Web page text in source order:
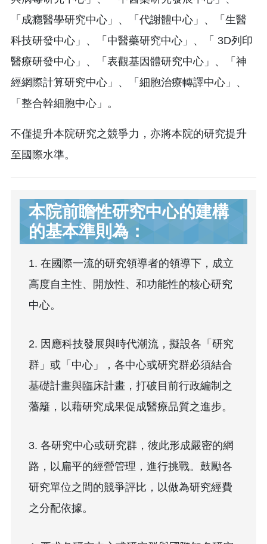
「成癮醫學研究中心」、「代謝體中心」、「生醫
科技研發中心」、「中醫藥研究中心」、「 3D列印
醫療研發中心」、「表觀基因體研究中心」、「神
經網際計算研究中心」、「細胞治療轉譯中心」、
「整合幹細胞中心」。
不僅提升本院研究之競爭力，亦將本院的研究提升
至國際水準。
本院前瞻性研究中心的建構
的基本準則為：
1. 在國際一流的研究領導者的領導下，成立
高度自主性、開放性、和功能性的核心研究
中心。
2. 因應科技發展與時代潮流，擬設各「研究
群」或「中心」，各中心或研究群必須結合
基礎計畫與臨床計畫，打破目前行政編制之
藩籬，以藉研究成果促成醫療品質之進步。
3. 各研究中心或研究群，彼此形成嚴密的網
路，以扁平的經營管理，進行挑戰。鼓勵各
研究單位之間的競爭評比，以做為研究經費
之分配依據。